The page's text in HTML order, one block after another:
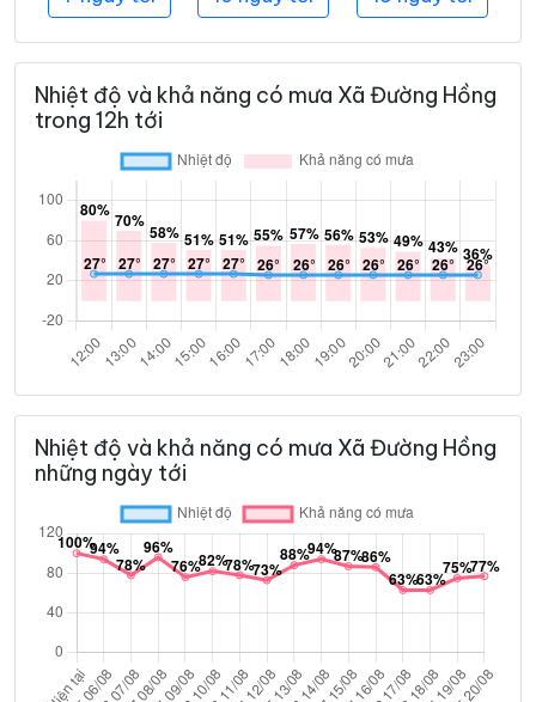
Nhiệt độ và khả năng có mưa Xã Đường Hồng
trong 12h tới
Nhiệt độ và khả năng có mưa Xã Đường Hồng
những ngày tới